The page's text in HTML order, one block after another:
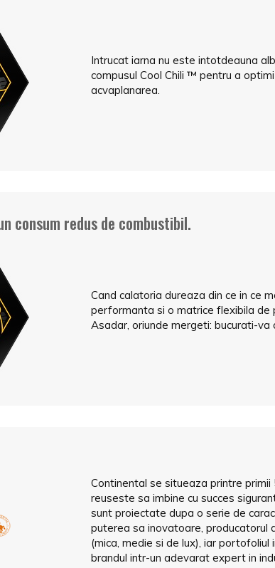
Intrucat iarna nu este intotdeauna
compusul Cool Chili ™ pentru a
acvaplanarea.
consum redus de combustibil.
Cand calatoria dureaza din ce in ce
performanta si o matrice flexibila de
Asadar, oriunde mergeti: bucurati-va
Continental se situeaza printre
reuseste sa imbine cu succes
sunt proiectate dupa o serie de
puterea sa inovatoare, producatorul
(mica, medie si de lux), iar
brandul intr-un adevarat expert in